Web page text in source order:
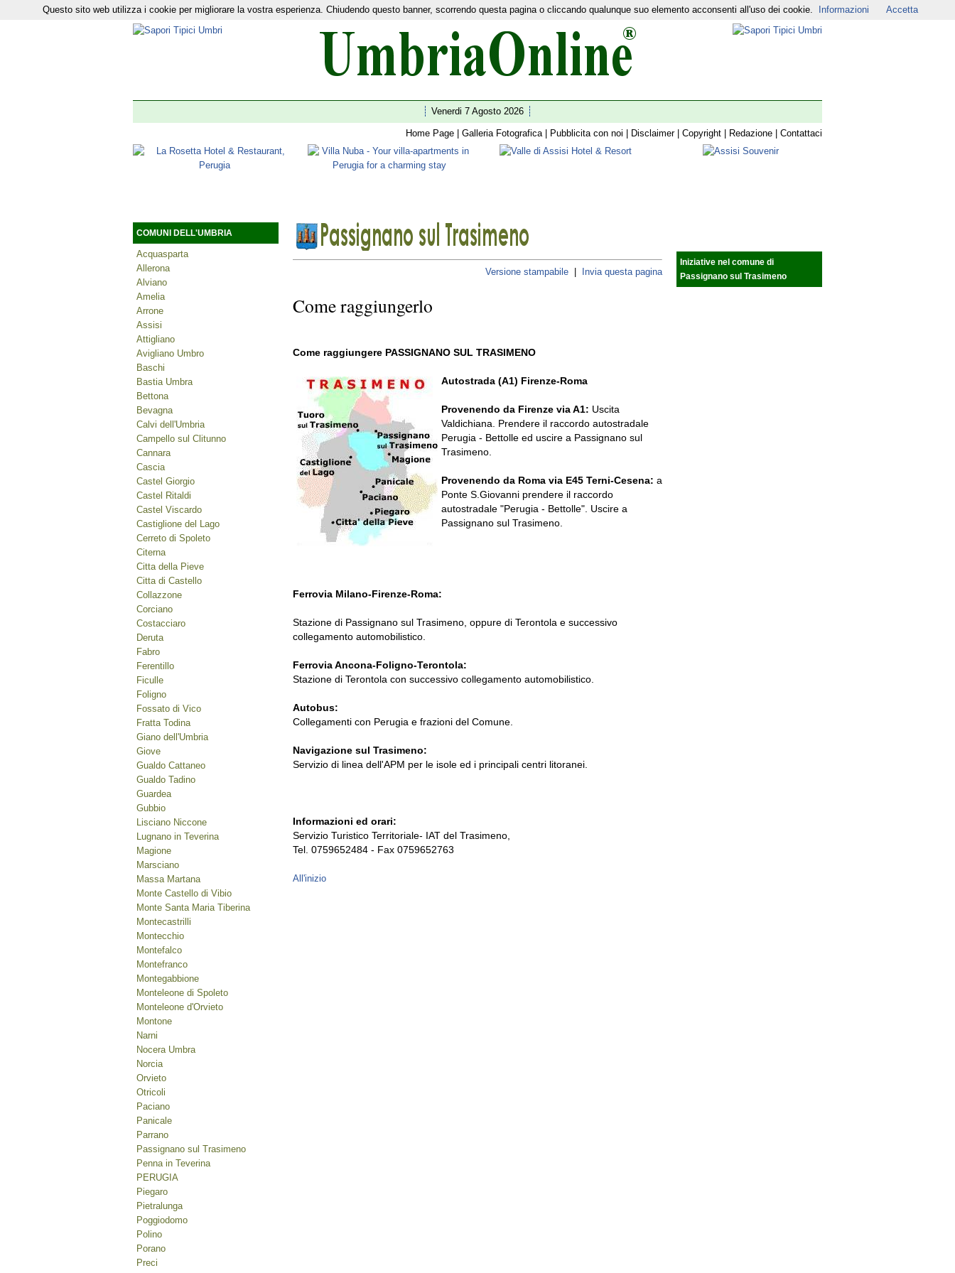
Il nostro network:Home Turismo| News|Ultim'ora|I 92 comuni|Guide|Shopping|Facebook|Twitter|YouTube|
Venerdi 7 Agosto 2026
Home Page Galleria Fotografica| Pubblicita con noi Disclaimer| Copyright Redazione Contattaci
Versione stampabile Invia questa pagina
Come raggiungerlo
Come raggiungere PASSIGNANO SUL TRASIMENO
Autostrada (A1) Firenze-Roma
Provenendo da Firenze via A1: Uscita
Valdichiana. Prendere il raccordo autostradale
Perugia - Bettolle ed uscire a Passignano sul
Trasimeno.
Provenendo da Roma via E45 Terni-Cesena: a
Ponte S.Giovanni prendere il raccordo
autostradale "Perugia - Bettolle". Uscire a
Passignano sul Trasimeno.
Ferrovia Milano-Firenze-Roma:
Stazione di Passignano sul Trasimeno, oppure di Terontola e successivo
collegamento automobilistico.
Ferrovia Ancona-Foligno-Terontola:
Stazione di Terontola con successivo collegamento automobilistico.
Autobus:
Collegamenti con Perugia e frazioni del Comune.
Navigazione sul Trasimeno:
Servizio di linea dell'APM per le isole ed i principali centri litoranei.
Informazioni ed orari:
Servizio Turistico Territoriale- IAT del Trasimeno,
Tel. 0759652484 - Fax 0759652763
All'inizio
COMUNI DELL'UMBRIA
Acquasparta
Allerona
Alviano
Amelia
Arrone
Assisi
Attigliano
Avigliano Umbro
Baschi
Bastia Umbra
Bettona
Bevagna
Calvi dell'Umbria
Campello sul Clitunno
Cannara
Cascia
Castel Giorgio
Castel Ritaldi
Castel Viscardo
Castiglione del Lago
Cerreto di Spoleto
Citerna
Citta della Pieve
Citta di Castello
Collazzone
Corciano
Costacciaro
Deruta
Fabro
Ferentillo
Ficulle
Foligno
Fossato di Vico
Fratta Todina
Giano dell'Umbria
Giove
Gualdo Cattaneo
Gualdo Tadino
Guardea
Gubbio
Lisciano Niccone
Lugnano in Teverina
Magione
Marsciano
Massa Martana
Monte Castello di Vibio
Monte Santa Maria Tiberina
Montecastrilli
Montecchio
Montefalco
Montefranco
Montegabbione
Monteleone di Spoleto
Monteleone d'Orvieto
Montone
Narni
Nocera Umbra
Norcia
Orvieto
Otricoli
Paciano
Panicale
Parrano
Passignano sul Trasimeno
Penna in Teverina
PERUGIA
Piegaro
Pietralunga
Poggiodomo
Polino
Porano
Preci
Iniziative nel comune di
Passignano sul Trasimeno
Questo sito web utilizza i cookie per migliorare la vostra esperienza. Chiudendo questo banner, scorrendo questa pagina o cliccando qualunque suo elemento acconsenti all'uso dei cookie. Informazioni Accetta